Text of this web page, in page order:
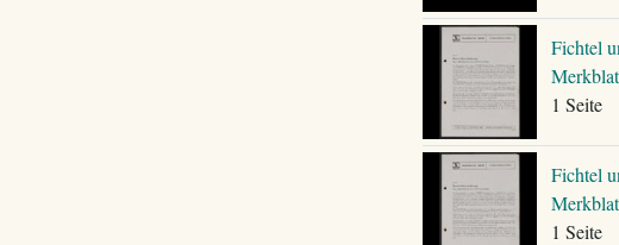
Fichtel
1 Seite
Fichtel
1 Seite